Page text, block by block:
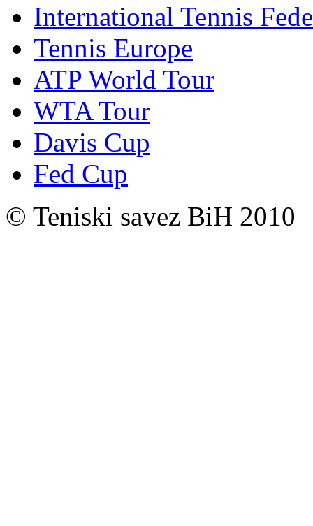
International Tennis
Tennis Europe
ATP World Tour
WTA Tour
Davis Cup
Fed Cup
© Teniski savez BiH 2010